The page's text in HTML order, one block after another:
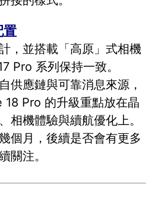
置
，並搭載「高原」式相機
Pro 系列保持一致。
供應鏈與可靠消息來源，
Pro 的升級重點放在晶
相機體驗與續航優化上。
個月，後續是否會有更多
關注。